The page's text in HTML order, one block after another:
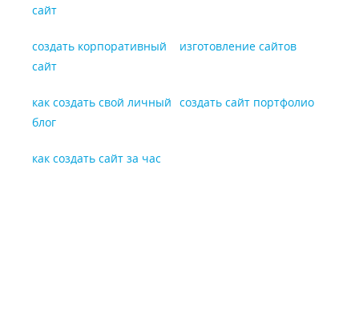
сайт
создать корпоративный
сайт
изготовление сайтов
как создать свой личный
блог
создать сайт портфолио
как создать сайт за час